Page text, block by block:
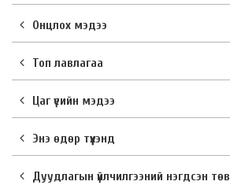
Онцлох мэдээ
Топ лавлагаа
Цаг үеийн мэдээ
Энэ өдөр түүхэнд
Дуудлагын үйлчилгээний нэгдсэн төв